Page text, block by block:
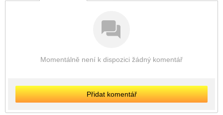
Momentálně není k dispozici žádný komentář
Přidat komentář